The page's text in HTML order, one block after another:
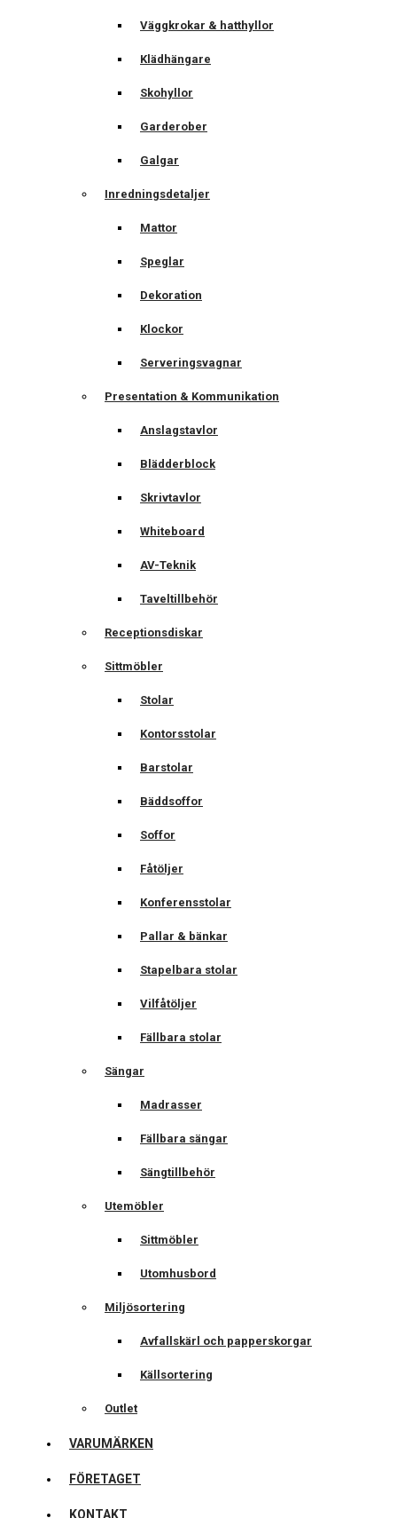
Väggkrokar & hatthyllor
Klädhängare
Skohyllor
Garderober
Galgar
Inredningsdetaljer
Mattor
Speglar
Dekoration
Klockor
Serveringsvagnar
Presentation & Kommunikation
Anslagstavlor
Blädderblock
Skrivtavlor
Whiteboard
AV-Teknik
Taveltillbehör
Receptionsdiskar
Sittmöbler
Stolar
Kontorsstolar
Barstolar
Bäddsoffor
Soffor
Fåtöljer
Konferensstolar
Pallar & bänkar
Stapelbara stolar
Vilfåtöljer
Fällbara stolar
Sängar
Madrasser
Fällbara sängar
Sängtillbehör
Utemöbler
Sittmöbler
Utomhusbord
Miljösortering
Avfallskärl och papperskorgar
Källsortering
Outlet
VARUMÄRKEN
FÖRETAGET
KONTAKT